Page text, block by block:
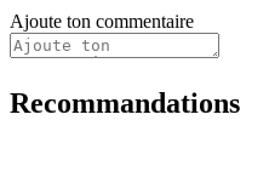
Ajoute ton commentaire
Recommandations